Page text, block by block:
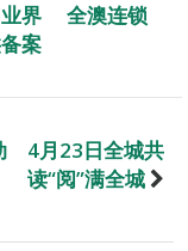
业界 全澳连锁
案
4月23日全城共
读“阅”满全城